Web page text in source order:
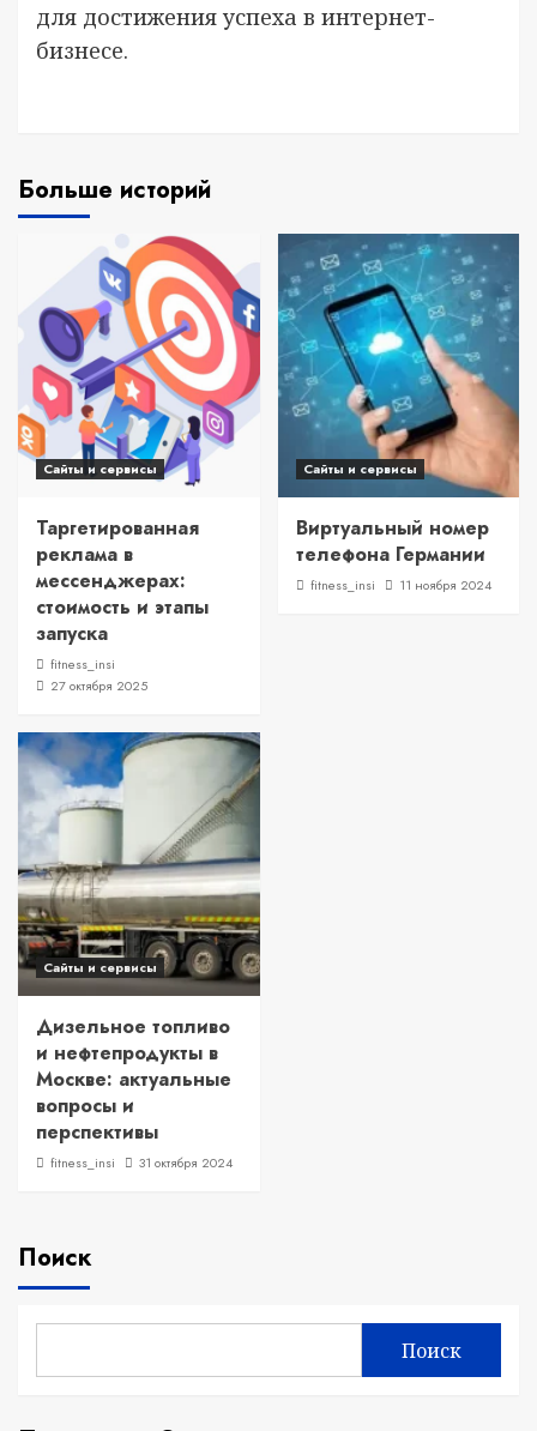
для достижения успеха в интернет-
бизнесе.
Больше историй
Сайты и сервисы
Таргетированная
реклама в
мессенджерах:
стоимость и этапы
запуска
fitness_insi
27 октября 2025
Сайты и сервисы
Виртуальный номер
телефона Германии
fitness_insi 11 ноября 2024
Сайты и сервисы
Дизельное топливо
и нефтепродукты в
Москве: актуальные
вопросы и
перспективы
fitness_insi 31 октября 2024
Поиск
Поиск